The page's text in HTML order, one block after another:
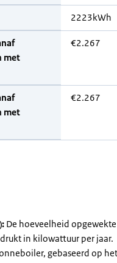
2223kWh
met
€2.267
met
€2.267
De hoeveelheid
in kilowattuur per jaar.
gebaseerd op